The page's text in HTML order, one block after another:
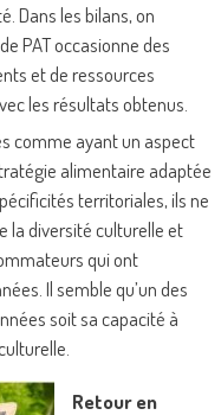
Dans les bilans, on
PAT occasionne des
et de ressources
les résultats obtenus.
comme ayant un aspect
alimentaire adaptée
territoriales, ils ne
la diversité culturelle et
qui ont
Il semble qu’un des
soit sa capacité à
Retour en